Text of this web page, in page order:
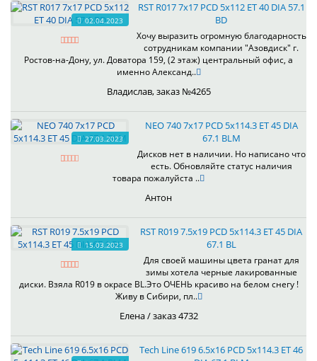
02.04.2023
RST R017 7x17 PCD 5x112 ET 40 DIA 57.1
BD
Хочу выразить огромную благодарность
сотрудникам компании "Азовдиск" г.
Ростов-на-Дону, ул. Доватора 159, (2 этаж) центральный офис, а
именно Александ..
Владислав, заказ №4265
27.03.2023
NEO 740 7x17 PCD 5x114.3 ET 45 DIA
67.1 BLM
Дисков нет в наличии. Но написано что
есть. Обновляйте статус наличия
товара пожалуйста ..
Антон
15.03.2023
RST R019 7.5x19 PCD 5x114.3 ET 45 DIA
67.1 BL
Для своей машины цвета гранат для
зимы хотела черные лакированные
диски. Взяла R019 в окрасе BL.Это ОЧЕНЬ красиво на белом снегу !
Живу в Сибири, пл..
Елена / заказ 4732
Tech Line 619 6.5x16 PCD 5x114.3 ET 46